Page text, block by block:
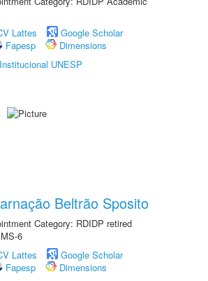
Lattes
Google Scholar
Fapesp
Dimensions
UNESP
Beltrão Sposito
Category: RDIDP retired
6
Lattes
Google Scholar
Fapesp
Dimensions